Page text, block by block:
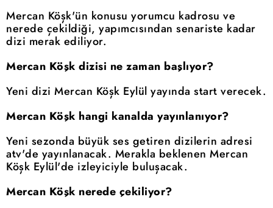
Mercan Köşk'ün konusu yorumcu kadrosu ve
nerede çekildiği, yapımcısından senariste kadar
dizi merak ediliyor.
Mercan Köşk dizisi ne zaman başlıyor?
Yeni dizi Mercan Köşk Eylül yayında start verecek.
Mercan Köşk hangi kanalda yayınlanıyor?
Yeni sezonda büyük ses getiren dizilerin adresi
atv'de yayınlanacak. Merakla beklenen Mercan
Köşk Eylül'de izleyiciyle buluşacak.
Mercan Köşk nerede çekiliyor?